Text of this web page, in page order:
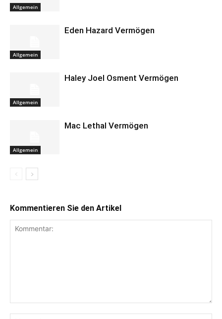
Allgemein
Allgemein
Eden Hazard Vermögen
Allgemein
Haley Joel Osment Vermögen
Allgemein
Mac Lethal Vermögen
Kommentieren Sie den Artikel